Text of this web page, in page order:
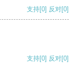
支持[0] 反对[0]
支持[0] 反对[0]